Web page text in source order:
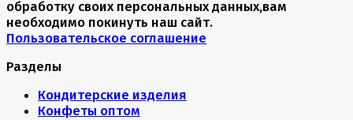
обработку своих персональных данных,вам
необходимо покинуть наш сайт.
Пользовательское соглашение
Разделы
Кондитерские изделия
Конфеты оптом